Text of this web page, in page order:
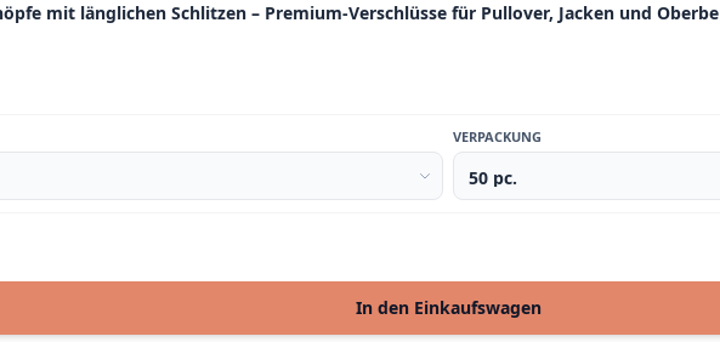
mit länglichen Schlitzen – Premium-Verschlüsse für Pullover, Jacken und
VERPACKUNG
In den Einkaufswagen